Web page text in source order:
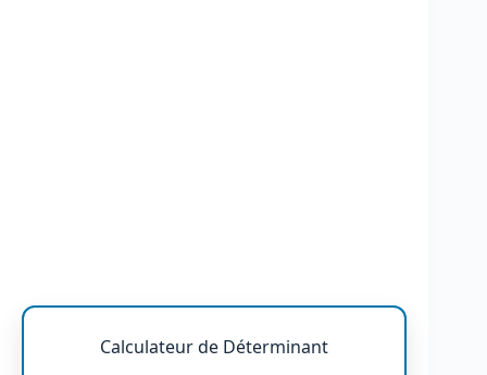
Calculateur de Déterminant